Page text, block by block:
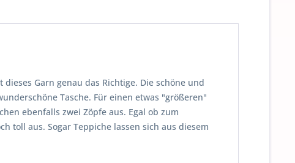
Garn genau das Richtige. Die schöne und
Tasche. Für einen etwas "größeren"
ebenfalls zwei Zöpfe aus. Egal ob zum
toll aus. Sogar Teppiche lassen sich aus diesem